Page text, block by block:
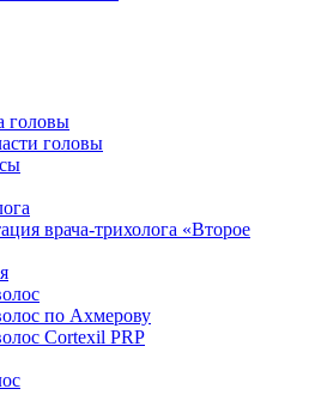
головы
головы
врача-трихолога «Второе
по Ахмерову
Cortexil PRP